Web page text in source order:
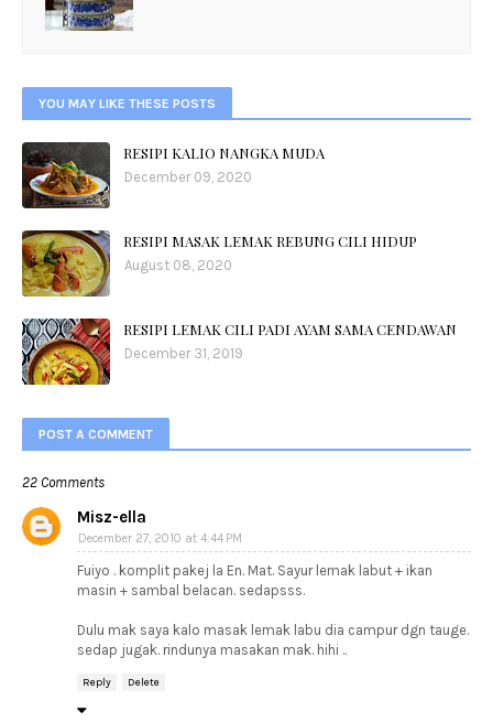
YOU MAY LIKE THESE POSTS
RESIPI KALIO NANGKA MUDA
December 09, 2020
RESIPI MASAK LEMAK REBUNG CILI HIDUP
August 08, 2020
RESIPI LEMAK CILI PADI AYAM SAMA CENDAWAN
December 31, 2019
POST A COMMENT
22 Comments
Misz-ella
December 27, 2010 at 4:44 PM
Fuiyo . komplit pakej la En. Mat. Sayur lemak labut + ikan
masin + sambal belacan. sedapsss.
Dulu mak saya kalo masak lemak labu dia campur dgn tauge.
sedap jugak. rindunya masakan mak. hihi ..
Reply Delete